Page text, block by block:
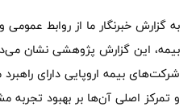
به گزارش خبرنگار ما از روابط
بیمه، این گزارش پژوهشی نشان
شرکت‌های بیمه اروپایی دارای
و تمرکز اصلی آن‌ها بر بهبود تجربه